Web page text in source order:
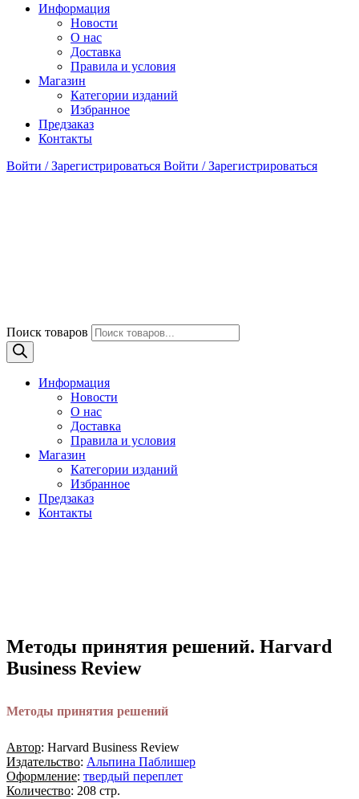
Информация
Новости
О нас
Доставка
Правила и условия
Магазин
Категории изданий
Избранное
Предзаказ
Контакты
Войти / Зарегистрироваться Войти / Зарегистрироваться
Поиск товаров
Информация
Новости
О нас
Доставка
Правила и условия
Магазин
Категории изданий
Избранное
Предзаказ
Контакты
Методы принятия решений. Harvard
Business Review
Методы принятия решений
Автор: Harvard Business Review
Издательство: Альпина Паблишер
Оформление: твердый переплет
Количество: 208 стр.